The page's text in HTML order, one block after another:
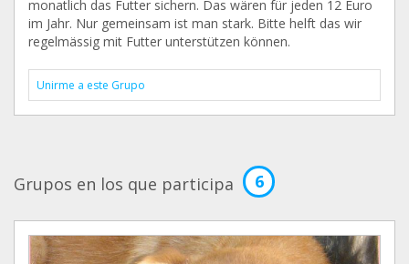
monatlich das Futter sichern. Das wären für jeden 12 Euro
im Jahr. Nur gemeinsam ist man stark. Bitte helft das wir
regelmässig mit Futter unterstützen können.
Unirme a este Grupo
Grupos en los que participa 6